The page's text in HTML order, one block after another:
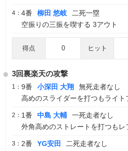
4： 4番 柳田 悠岐
二死一塁
空振りの三振を喫する 3アウト
得点 0 ヒット
3回裏楽天の攻撃
1： 9番 小深田 大翔
無死走者なし
高めのスライダーを打つもライト
2： 1番 中島 大輔
一死走者なし
外角高めのストレートを打つもレ
3： 2番 YG安田 二死走者なし